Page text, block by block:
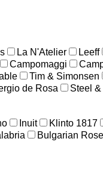
La N'Atelier Leeff
Campomaggi
Tim & Simonsen
de Rosa Steel
Inuit Klinto 1817
Bulgarian